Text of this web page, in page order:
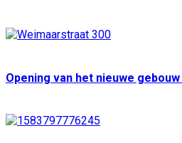
Opening van het nieuwe